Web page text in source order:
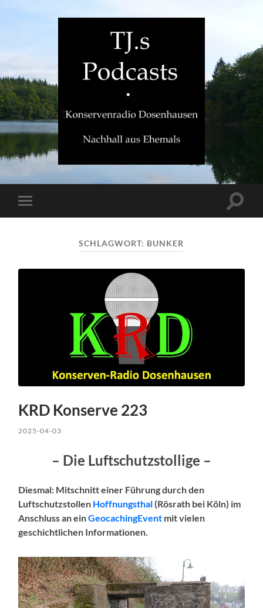
TJ.s
Mobile-
Menü
SCHLAGWORT: BUNKER
KRD Konserve 223
2025-04-03
– Die Luftschutzstollige –
Diesmal: Mitschnitt einer Führung durch den
Luftschutzstollen Hoffnungsthal(Rösrath bei Köln) im
Anschluss an einGeocachingEvent mit vielen
geschichtlichen Informationen.